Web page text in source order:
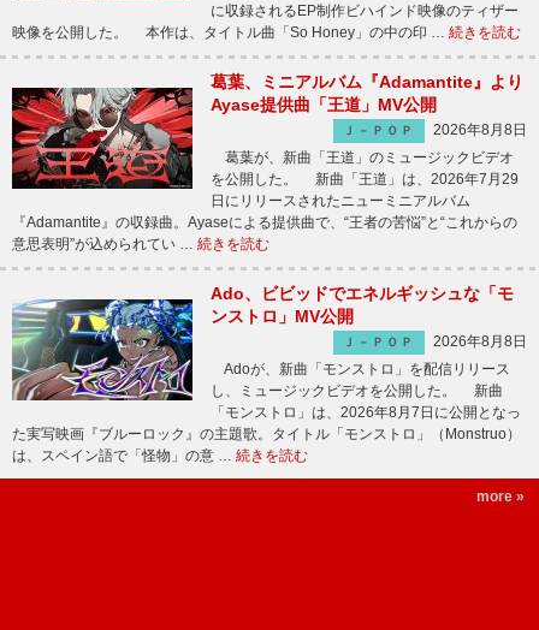
に収録されるEP制作ビハインド映像のティザー
映像を公開した。 本作は、タイトル曲「So Honey」の中の印 … 続きを読む
葛葉、ミニアルバム『Adamantite』より
Ayase提供曲「王道」MV公開
Ｊ－ＰＯＰ
2026年8月8日
葛葉が、新曲「王道」のミュージックビデオ
を公開した。 新曲「王道」は、2026年7月29
日にリリースされたニューミニアルバム
『Adamantite』の収録曲。Ayaseによる提供曲で、“王者の苦悩”と“これからの
意思表明”が込められてい … 続きを読む
Ado、ビビッドでエネルギッシュな「モ
ンストロ」MV公開
Ｊ－ＰＯＰ
2026年8月8日
Adoが、新曲「モンストロ」を配信リリース
し、ミュージックビデオを公開した。 新曲
「モンストロ」は、2026年8月7日に公開となっ
た実写映画『ブルーロック』の主題歌。タイトル「モンストロ」（Monstruo）
は、スペイン語で「怪物」の意 … 続きを読む
more »